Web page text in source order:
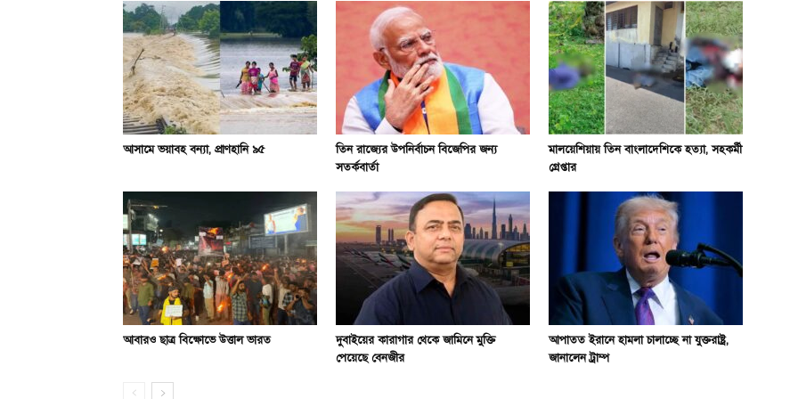
আসামে ভয়াবহ বন্যা, প্রাণহানি ৯৫
তিন রাজ্যের উপনির্বাচন বিজেপির জন্য
সতর্কবার্তা
মালয়েশিয়ায় তিন বাংলাদেশিকে হত্যা, সহকর্মী
গ্রেপ্তার
আবারও ছাত্র বিক্ষোভে উত্তাল ভারত
দুবাইয়ের কারাগার থেকে জামিনে মুক্তি
পেয়েছে বেনজীর
আপাতত ইরানে হামলা চালাচ্ছে না যুক্তরাষ্ট্র,
জানালেন ট্রাম্প